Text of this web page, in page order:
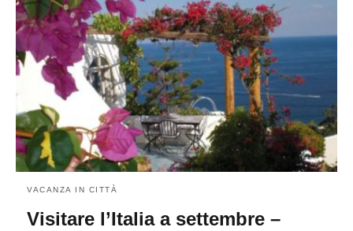
VACANZA IN CITTÀ
Visitare l’Italia a settembre –